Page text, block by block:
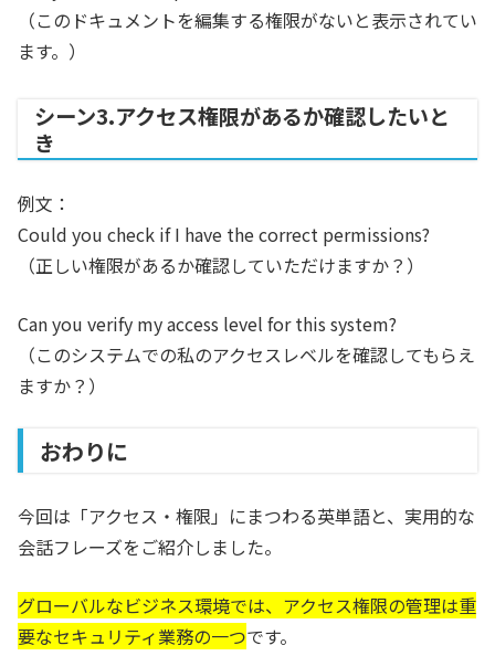
（このドキュメントを編集する権限がないと表示されてい
ます。）
シーン3.アクセス権限があるか確認したいと
き
例文：
Could you check if I have the correct permissions?
（正しい権限があるか確認していただけますか？）
Can you verify my access level for this system?
（このシステムでの私のアクセスレベルを確認してもらえ
ますか？）
おわりに
今回は「アクセス・権限」にまつわる英単語と、実用的な
会話フレーズをご紹介しました。
グローバルなビジネス環境では、アクセス権限の管理は重
要なセキュリティ業務の一つです。